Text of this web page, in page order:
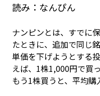
読み： なんぴん
ナンピンとは、すでに
たときに、追加で同じ
単価を下げようとする
えば、1株1,000円で買
もう1株買うと、平均購